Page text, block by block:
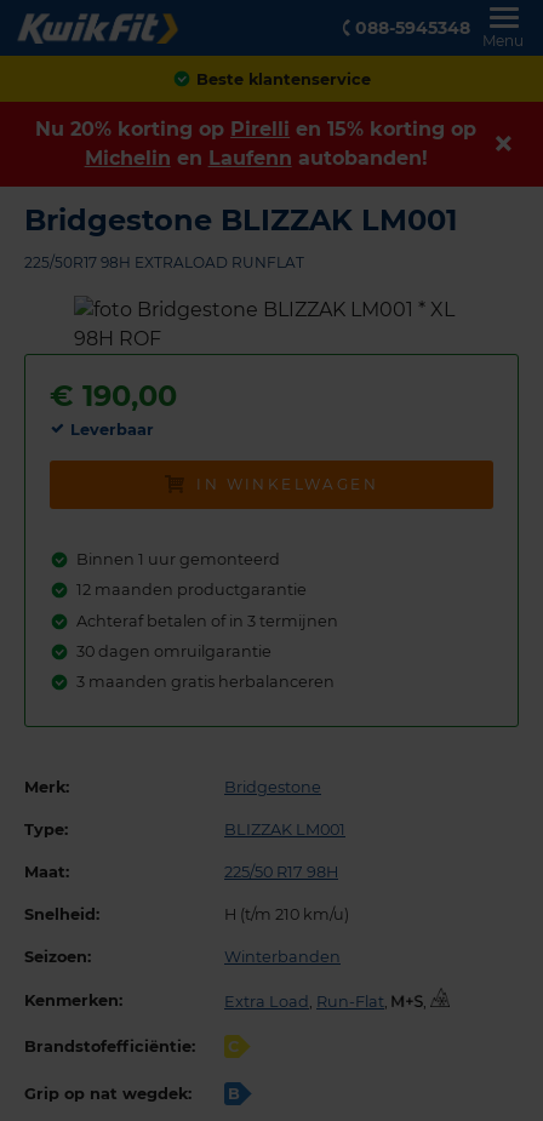
088-5945348
Menu
Achteraf betalen
Nu 20% korting op Pirelli en 15% korting op
Michelin en Laufenn autobanden!
Bridgestone BLIZZAK LM001
225/50R17 98H EXTRALOAD RUNFLAT
€ 190,00
Leverbaar
IN WINKELWAGEN
Binnen 1 uur gemonteerd
12 maanden productgarantie
Achteraf betalen of in 3 termijnen
30 dagen omruilgarantie
3 maanden gratis herbalanceren
Merk: Bridgestone
Type: BLIZZAK LM001
Maat: 225/50 R17 98H
Snelheid: H (t/m 210 km/u)
Seizoen: Winterbanden
Kenmerken: Extra Load Run-Flat ,
Brandstofefficiëntie: C
Grip op nat wegdek: B